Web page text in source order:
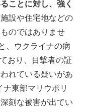
ことに対し、強く
設や住宅地などの
のではありませ
、ウクライナの病
おり、目撃者の証
れている疑いがあ
ナ東部マリウポリ
刻な被害が出てい